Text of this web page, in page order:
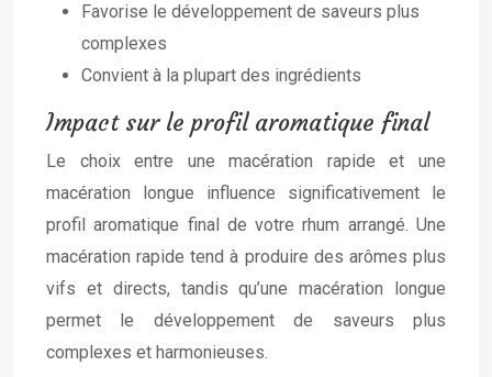
Favorise le développement de saveurs plus
complexes
Convient à la plupart des ingrédients
Impact sur le profil aromatique final
Le choix entre une macération rapide et une
macération longue influence significativement le
profil aromatique final de votre rhum arrangé. Une
macération rapide tend à produire des arômes plus
vifs et directs, tandis qu’une macération longue
permet le développement de saveurs plus
complexes et harmonieuses.